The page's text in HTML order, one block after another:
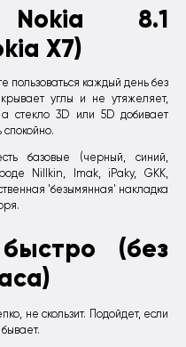
8.1
X7)
пользоваться каждый день без
углы и не утяжеляет,
стекло 3D или 5D добивает
базовые (черный, синий,
Nillkin, Imak, iPaky, GKK,
'безымянная' накладка
(без
не скользит. Подойдет, если